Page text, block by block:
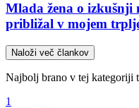
Mlada žena o izkušnji
približal v mojem
Naloži več člankov
Najbolj brano v tej kategoriji
1